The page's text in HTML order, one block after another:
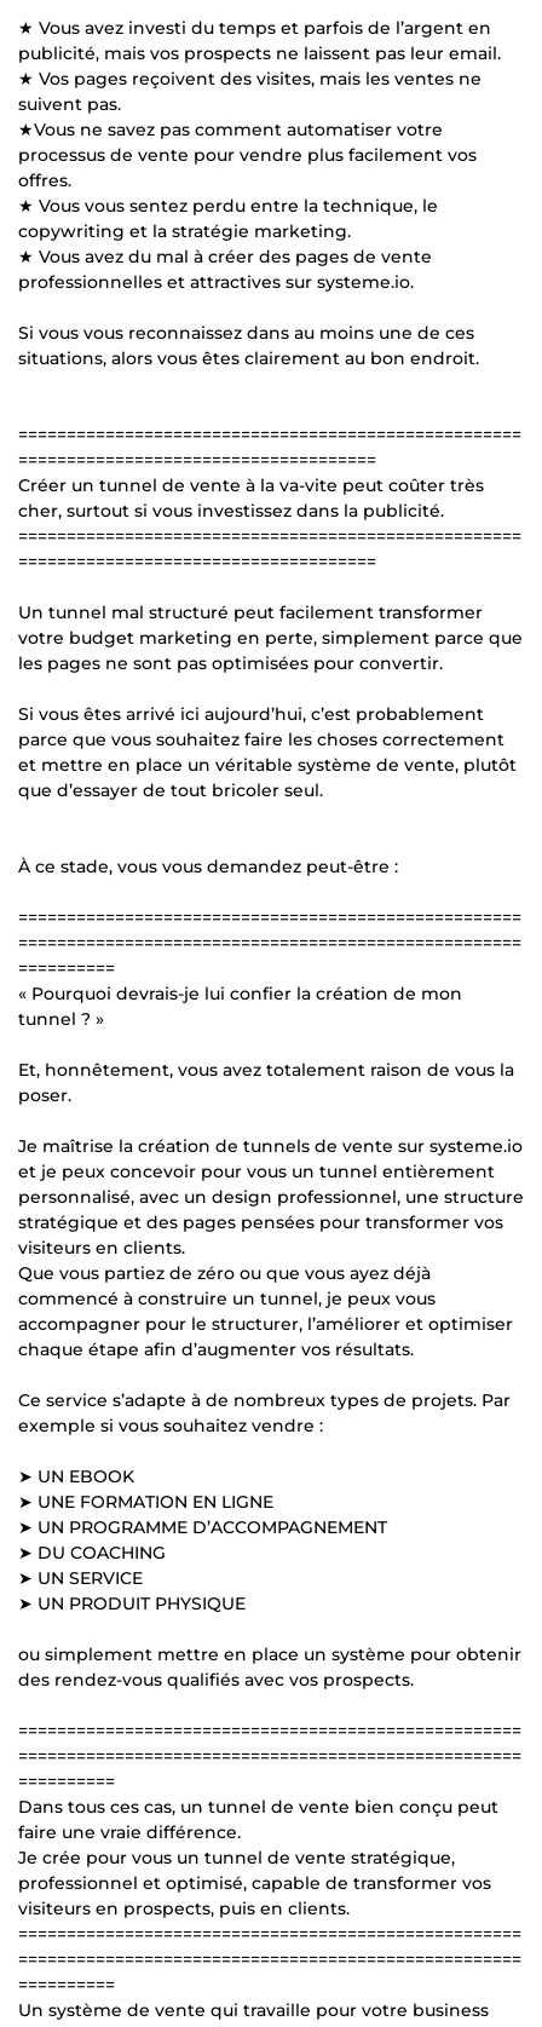
★ Vous avez investi du temps et parfois de l’argent en
publicité, mais vos prospects ne laissent pas leur email.
★ Vos pages reçoivent des visites, mais les ventes ne
suivent pas.
★Vous ne savez pas comment automatiser votre
processus de vente pour vendre plus facilement vos
offres.
★ Vous vous sentez perdu entre la technique, le
copywriting et la stratégie marketing.
★ Vous avez du mal à créer des pages de vente
professionnelles et attractives sur systeme.io.
Si vous vous reconnaissez dans au moins une de ces
situations, alors vous êtes clairement au bon endroit.
====================================================
=====================================
Créer un tunnel de vente à la va-vite peut coûter très
cher, surtout si vous investissez dans la publicité.
====================================================
=====================================
Un tunnel mal structuré peut facilement transformer
votre budget marketing en perte, simplement parce que
les pages ne sont pas optimisées pour convertir.
Si vous êtes arrivé ici aujourd’hui, c’est probablement
parce que vous souhaitez faire les choses correctement
et mettre en place un véritable système de vente, plutôt
que d’essayer de tout bricoler seul.
À ce stade, vous vous demandez peut-être :
====================================================
====================================================
==========
« Pourquoi devrais-je lui confier la création de mon
tunnel ? »
Et, honnêtement, vous avez totalement raison de vous la
poser.
Je maîtrise la création de tunnels de vente sur systeme.io
et je peux concevoir pour vous un tunnel entièrement
personnalisé, avec un design professionnel, une structure
stratégique et des pages pensées pour transformer vos
visiteurs en clients.
Que vous partiez de zéro ou que vous ayez déjà
commencé à construire un tunnel, je peux vous
accompagner pour le structurer, l’améliorer et optimiser
chaque étape afin d’augmenter vos résultats.
Ce service s’adapte à de nombreux types de projets. Par
exemple si vous souhaitez vendre :
➤ UN EBOOK
➤ UNE FORMATION EN LIGNE
➤ UN PROGRAMME D’ACCOMPAGNEMENT
➤ DU COACHING
➤ UN SERVICE
➤ UN PRODUIT PHYSIQUE
ou simplement mettre en place un système pour obtenir
des rendez-vous qualifiés avec vos prospects.
====================================================
====================================================
==========
Dans tous ces cas, un tunnel de vente bien conçu peut
faire une vraie différence.
Je crée pour vous un tunnel de vente stratégique,
professionnel et optimisé, capable de transformer vos
visiteurs en prospects, puis en clients.
====================================================
====================================================
==========
Un système de vente qui travaille pour votre business